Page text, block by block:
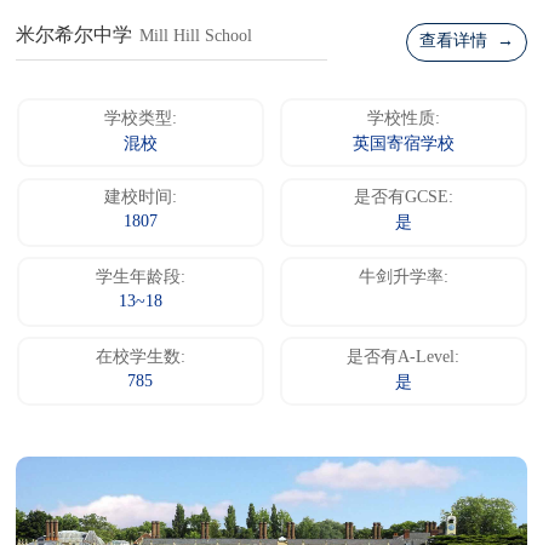
米尔希尔中学 Mill Hill School 查看详情 →
学校类型:
混校
学校性质:
英国寄宿学校
建校时间:
1807
是否有GCSE:
是
学生年龄段:
13~18
牛剑升学率:
在校学生数:
785
是否有A-Level:
是